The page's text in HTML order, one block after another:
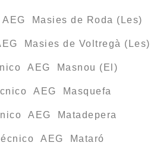
Masies de Roda (Les)
Masies de Voltregà (Les)
AEG Masnou (El)
AEG Masquefa
AEG Matadepera
AEG Mataró